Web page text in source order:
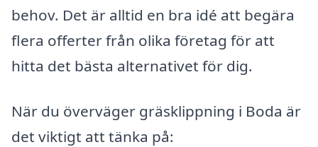
behov. Det är alltid en bra idé att begära
flera offerter från olika företag för att
hitta det bästa alternativet för dig.
När du överväger gräsklippning i Boda är
det viktigt att tänka på: